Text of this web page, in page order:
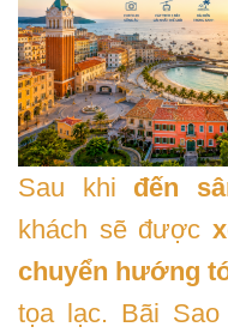
Sau khi đến
khách sẽ được
chuyển hướng
tọa lạc. Bãi